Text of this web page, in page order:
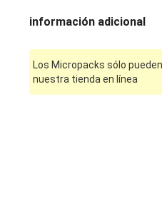
información adicional
Los Micropacks sólo
nuestra tienda en línea